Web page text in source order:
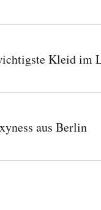
Kleid im
aus Berlin